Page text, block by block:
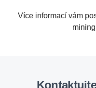
Více informací vám